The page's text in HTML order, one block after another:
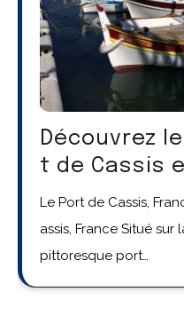
Découvrez
t de Cassis
Le Port de Cassis,
assis, France Situé
pittoresque port…